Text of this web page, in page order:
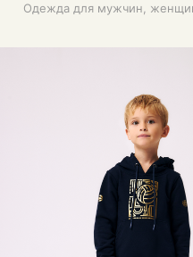
Одежда для мужчин,